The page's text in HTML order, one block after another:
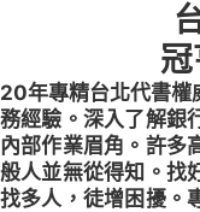
冠
20年專精台北代書權
務經驗。深入了解銀
內部作業眉角。許多
般人並無從得知。找
找多人，徒增困擾。